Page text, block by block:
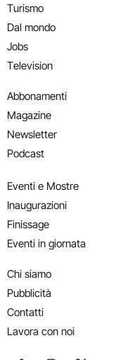
Turismo
Dal mondo
Jobs
Television
Abbonamenti
Magazine
Newsletter
Podcast
Eventi e Mostre
Inaugurazioni
Finissage
Eventi in giornata
Chi siamo
Pubblicità
Contatti
Lavora con noi